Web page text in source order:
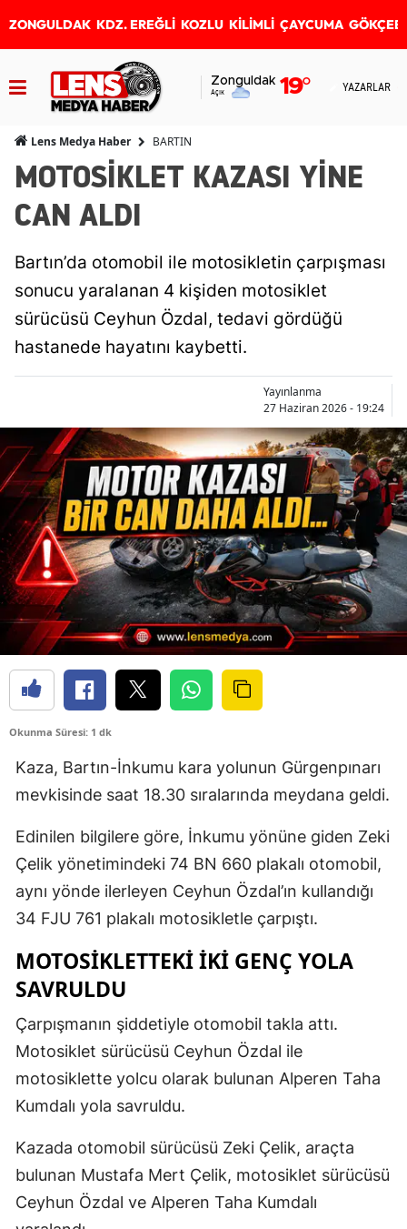
ZONGULDAK KDZ. EREĞLİ KOZLU KİLİMLİ ÇAYCUMA
Zonguldak
Açık 19° YAZARLAR
Lens Medya Haber BARTIN
MOTOSİKLET KAZASI YİNE
CAN ALDI
Bartın’da otomobil ile motosikletin çarpışması
sonucu yaralanan 4 kişiden motosiklet
sürücüsü Ceyhun Özdal, tedavi gördüğü
hastanede hayatını kaybetti.
Yayınlanma
27 Haziran 2026 - 19:24
Okunma Süresi: 1 dk
Kaza, Bartın-İnkumu kara yolunun Gürgenpınarı
mevkisinde saat 18.30 sıralarında meydana geldi.
Edinilen bilgilere göre, İnkumu yönüne giden Zeki
Çelik yönetimindeki 74 BN 660 plakalı otomobil,
aynı yönde ilerleyen Ceyhun Özdal’ın kullandığı
34 FJU 761 plakalı motosikletle çarpıştı.
MOTOSİKLETTEKİ İKİ GENÇ YOLA
SAVRULDU
Çarpışmanın şiddetiyle otomobil takla attı.
Motosiklet sürücüsü Ceyhun Özdal ile
motosiklette yolcu olarak bulunan Alperen Taha
Kumdalı yola savruldu.
Kazada otomobil sürücüsü Zeki Çelik, araçta
bulunan Mustafa Mert Çelik, motosiklet sürücüsü
Ceyhun Özdal ve Alperen Taha Kumdalı